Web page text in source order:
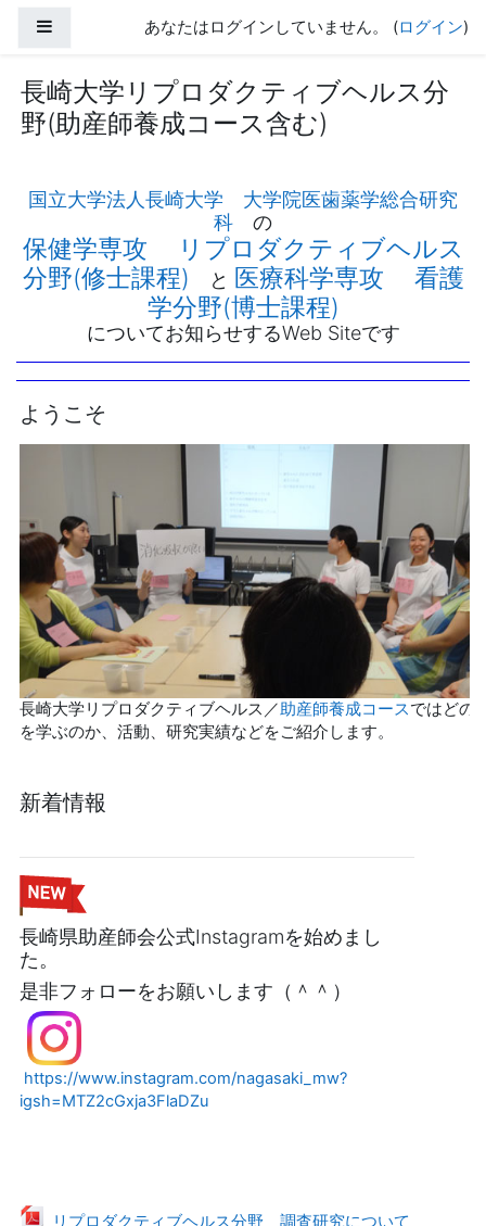
サイドパネルあなたはログインしていません。 (ログイン)
長崎大学リプロダクティブヘルス分
野(助産師養成コース含む)
国立大学法人長崎大学
大学院医歯薬学総合研究
科 の
保健学専攻
リプロダクティブヘルス
分野(修士課程) と 医療科学専攻
看護
学分野(博士課程)
についてお知らせするWeb Siteです
ようこそ
長崎大学リプロダクティブヘルス／助産師養成コースではどの
を学ぶのか、活動、研究実績などをご紹介します。
新着情報
長崎県助産師会公式Instagramを始めまし
た。
是非フォローをお願いします（＾＾）
https://www.instagram.com/nagasaki_mw?
igsh=MTZ2cGxja3FlaDZu
リプロダクティブヘルス分野 調査研究について
ファイル